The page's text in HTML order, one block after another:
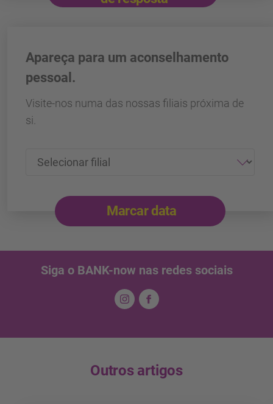
Apareça para um aconselhamento
pessoal.
Visite-nos numa das nossas filiais próxima de
si.
Marcar data
Siga o BANK-now nas redes sociais
Outros artigos